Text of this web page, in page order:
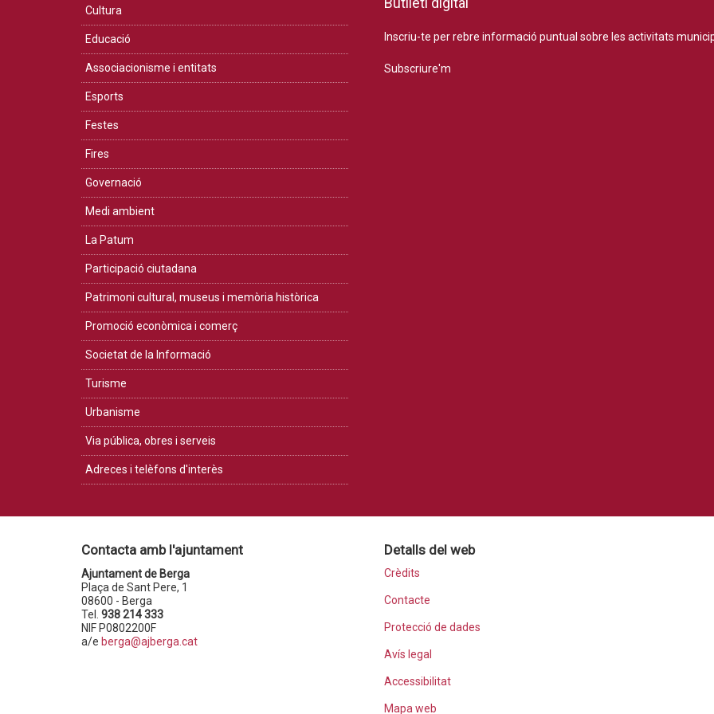
Cultura
Educació
Associacionisme i entitats
Esports
Festes
Fires
Governació
Medi ambient
La Patum
Participació ciutadana
Patrimoni cultural, museus i memòria històrica
Promoció econòmica i comerç
Societat de la Informació
Turisme
Urbanisme
Via pública, obres i serveis
Adreces i telèfons d'interès
Inscriu-te per rebre informació puntual sobre les activitats
Subscriure'm
Contacta amb l'ajuntament
Ajuntament de Berga
Plaça de Sant Pere, 1
08600 - Berga
Tel. 938 214 333
NIF P0802200F
a/e berga@ajberga.cat
Detalls del web
Crèdits
Contacte
Protecció de dades
Avís legal
Accessibilitat
Mapa web